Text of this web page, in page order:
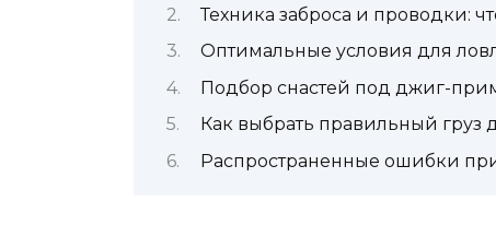
Техника заброса и проводки:
Оптимальные условия для
Подбор снастей под джиг-
Как выбрать правильный груз
Распространенные ошибки